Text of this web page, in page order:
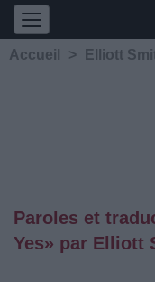
Accueil > Elliott
Paroles et
Yes» par Elliott